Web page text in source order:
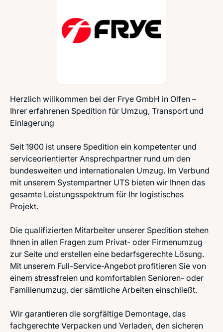
Herzlich willkommen bei der Frye GmbH in Olfen –
Ihrer erfahrenen Spedition für Umzug, Transport und
Einlagerung
Seit 1900 ist unsere Spedition ein kompetenter und
serviceorientierter Ansprechpartner rund um den
bundesweiten und internationalen Umzug. Im Verbund
mit unserem Systempartner UTS bieten wir Ihnen das
gesamte Leistungsspektrum für Ihr logistisches
Projekt.
Die qualifizierten Mitarbeiter unserer Spedition stehen
Ihnen in allen Fragen zum Privat- oder Firmenumzug
zur Seite und erstellen eine bedarfsgerechte Lösung.
Mit unserem Full-Service-Angebot profitieren Sie von
einem stressfreien und komfortablen Senioren- oder
Familienumzug, der sämtliche Arbeiten einschließt.
Wir garantieren die sorgfältige Demontage, das
fachgerechte Verpacken und Verladen, den sicheren